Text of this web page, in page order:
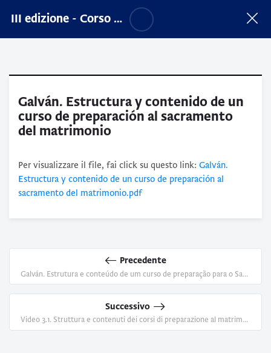
III edizione - Corso sull'accompagnamento sacerdotale nel Cammino matrimoniale
Galván. Estructura y contenido de un
curso de preparación al sacramento
del matrimonio
Per visualizzare il file, fai click su questo link: Galván.
Estructura y contenido de un curso de preparación al
sacramento del matrimonio.pdf
Precedente
Galván. Estrutura e conteúdo de um curso de preparação para o Sacramento do Matrimônio
Successivo
Video 3.1. Struttura e contenuti dei corsi di preparazione al matrimonio